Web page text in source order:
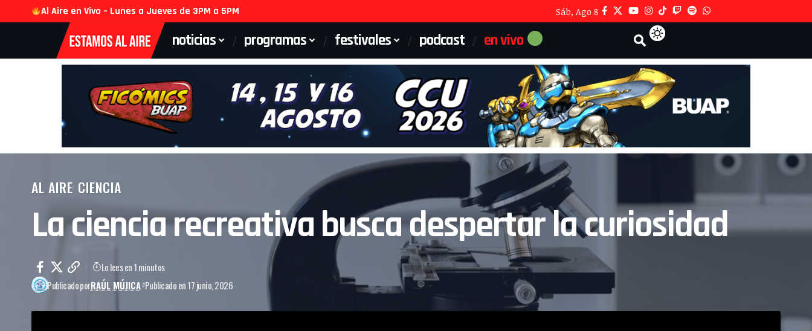
Al Aire en Vivo – Lunes a Jueves de 3PM a 5PM Sáb, Ago 8
noticias programas festivales podcast en vivo
AL AIRE CIENCIA
La ciencia recreativa busca despertar la curiosidad
Publicado porRAÚL MÚJICA Publicado en 17 junio, 2026
Lo lees en 1 minutos